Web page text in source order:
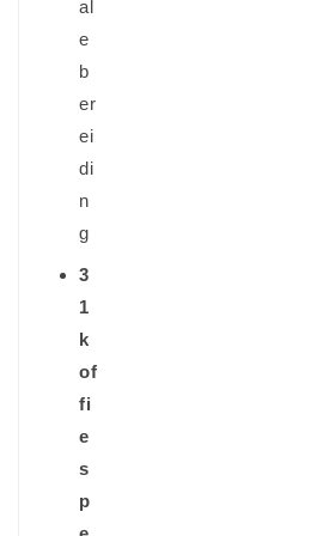
al
e
b
er
ei
di
n
g
3
1
k
of
fi
e
s
p